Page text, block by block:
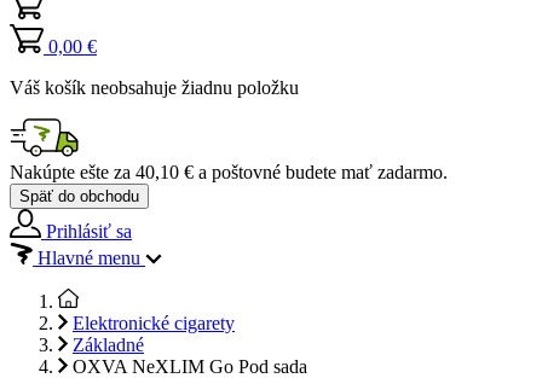
0,00 €
Váš košík neobsahuje žiadnu položku
Nakúpte ešte za 40,10 € a poštovné budete mať zadarmo.
Späť do obchodu
Prihlásiť sa
Hlavné menu
Elektronické cigarety
Základné
OXVA NeXLIM Go Pod sada